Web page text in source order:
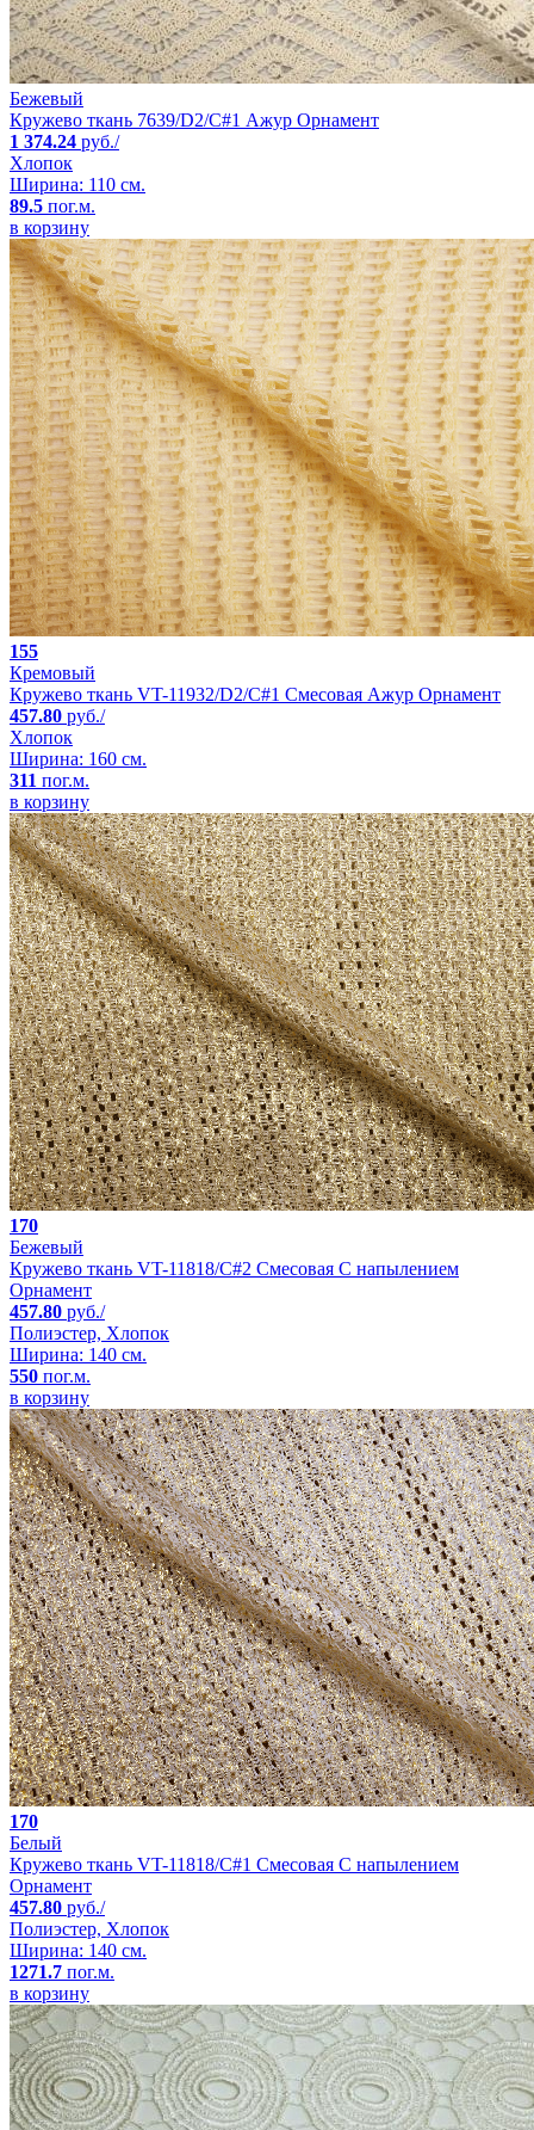
Бежевый
Кружево ткань 7639/D2/C#1 Ажур Орнамент
1 374.24 руб./
Хлопок
Ширина: 110 см.
89.5 пог.м.
в корзину
155
Кремовый
Кружево ткань VT-11932/D2/C#1 Смесовая Ажур Орнамент
457.80 руб./
Хлопок
Ширина: 160 см.
311 пог.м.
в корзину
170
Бежевый
Кружево ткань VT-11818/C#2 Смесовая С напылением
Орнамент
457.80 руб./
Полиэстер, Хлопок
Ширина: 140 см.
550 пог.м.
в корзину
170
Белый
Кружево ткань VT-11818/C#1 Смесовая С напылением
Орнамент
457.80 руб./
Полиэстер, Хлопок
Ширина: 140 см.
1271.7 пог.м.
в корзину